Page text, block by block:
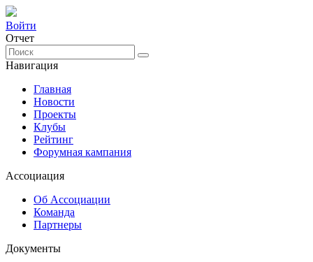
Войти
Отчет
Навигация
Главная
Новости
Проекты
Клубы
Рейтинг
Форумная кампания
Ассоциация
Об Ассоциации
Команда
Партнеры
Документы